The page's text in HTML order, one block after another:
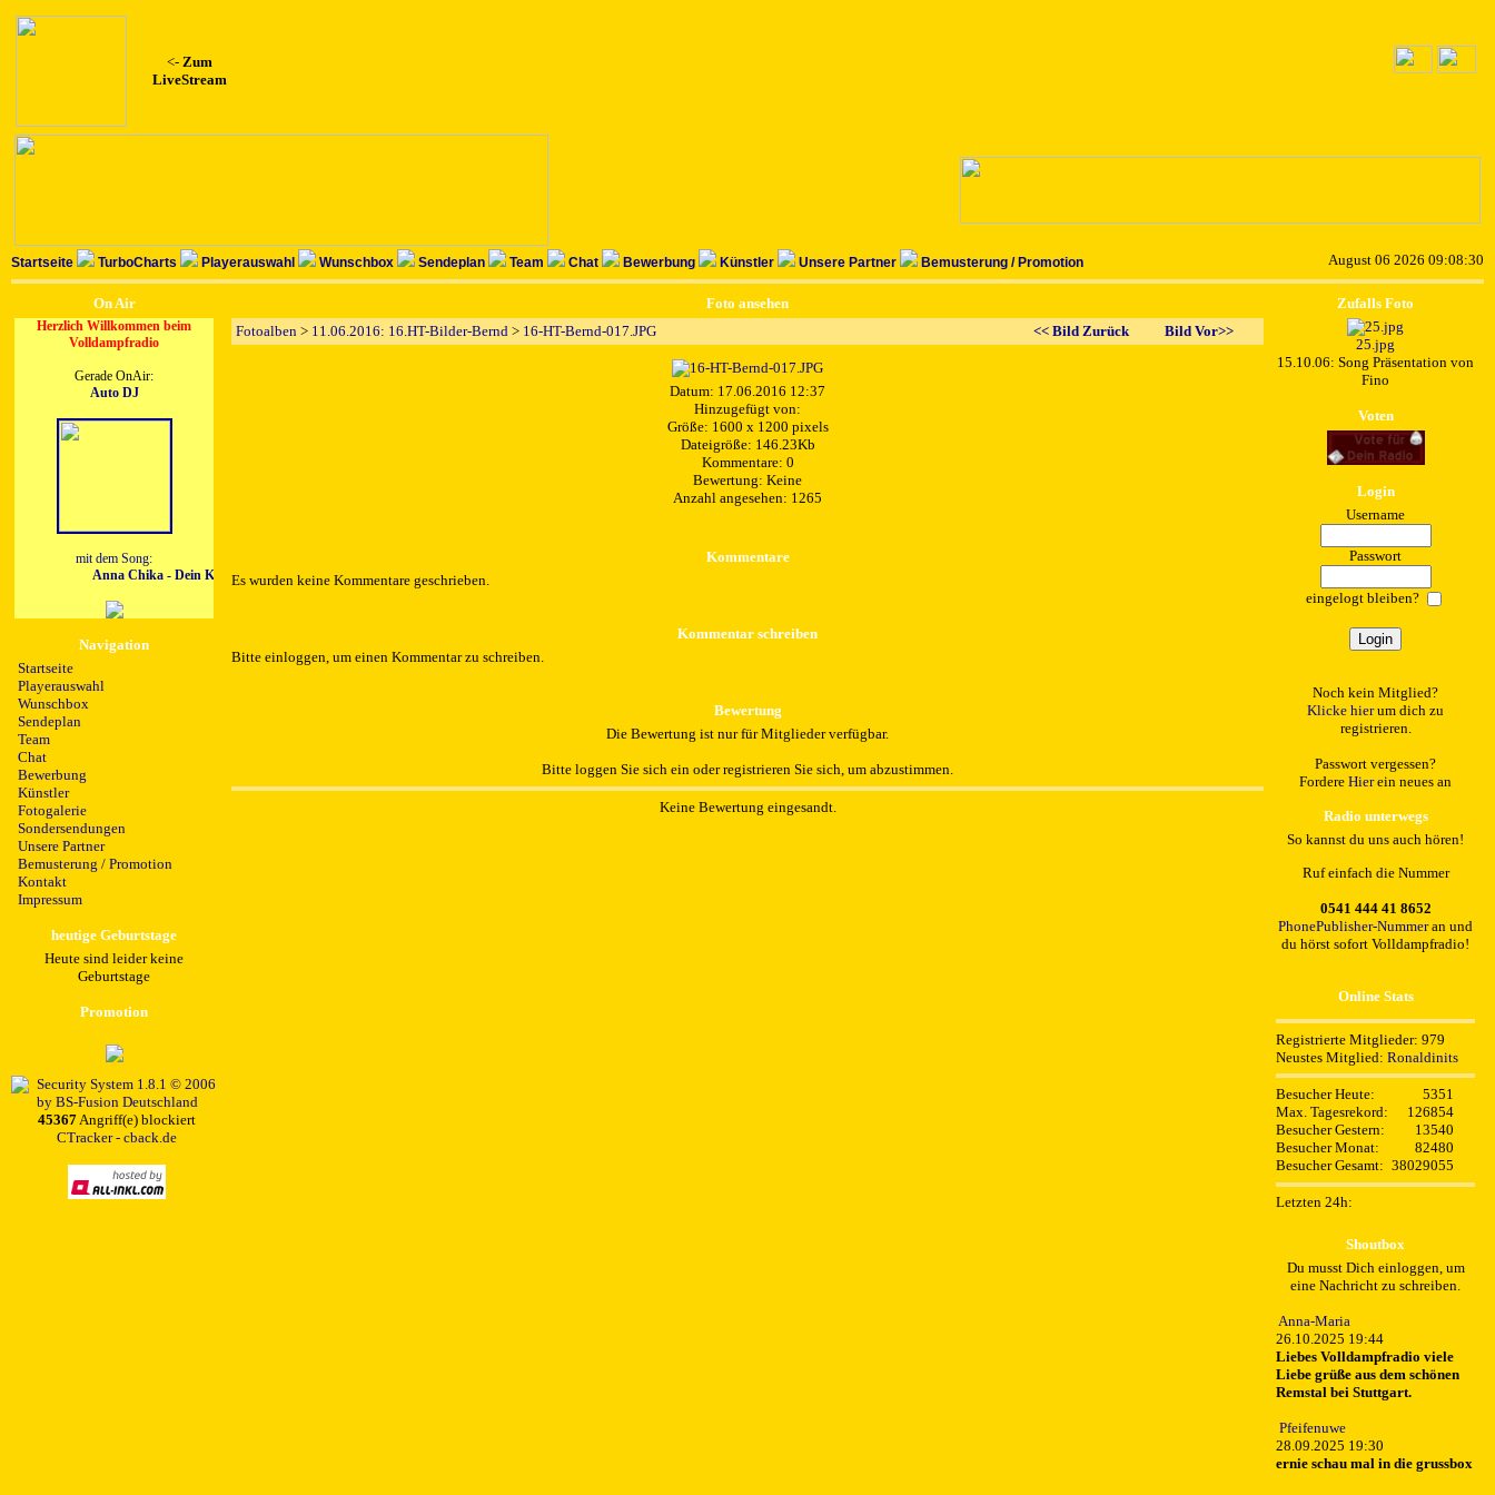
<- Zum
LiveStream
Startseite TurboCharts Playerauswahl Wunschbox Sendeplan Team Chat Bewerbung Künstler Unsere Partner Bemusterung / Promotion August 06 2026 09:08:30
On Air
Herzlich Willkommen beim
Volldampfradio
Gerade OnAir:
Auto DJ
mit dem Song:
Anna Chika - Dein Klick
Navigation
Startseite
Playerauswahl
Wunschbox
Sendeplan
Team
Chat
Bewerbung
Künstler
Fotogalerie
Sondersendungen
Unsere Partner
Bemusterung / Promotion
Kontakt
Impressum
heutige Geburtstage
Heute sind leider keine
Geburtstage
Promotion
45367Angriff(e) blockiert
CTracker - cback.de
Foto ansehen
Fotoalben > 11.06.2016: 16.HT-Bilder-Bernd > 16-HT-Bernd-017.JPG << Bild Zurück Bild Vor>>
Datum: 17.06.2016 12:37
Hinzugefügt von:
Größe: 1600 x 1200 pixels
Dateigröße: 146.23Kb
Kommentare: 0
Bewertung: Keine
Anzahl angesehen: 1265
Kommentare
Es wurden keine Kommentare geschrieben.
Kommentar schreiben
Bitte einloggen, um einen Kommentar zu schreiben.
Bewertung
Die Bewertung ist nur für Mitglieder verfügbar.
Bitte loggen Sie sich ein oder registrieren Sie sich, um abzustimmen.
Keine Bewertung eingesandt.
Zufalls Foto
25.jpg
15.10.06: Song Präsentation von
Fino
Voten
Login
Username
Passwort
eingelogt bleiben?
Noch kein Mitglied?
Klicke hierum dich zu
registrieren.
Passwort vergessen?
Fordere Hierein neues an
Radio unterwegs
So kannst du uns auch hören!
Ruf einfach die Nummer
0541 444 41 8652
PhonePublisher-Nummeran und
du hörst sofort Volldampfradio!
Online Stats
Registrierte Mitglieder: 979
Neustes Mitglied: Ronaldinits
Besucher Heute:
5351
Max. Tagesrekord:
126854
Besucher Gestern:
13540
Besucher Monat:
82480
Besucher Gesamt: 38029055
Letzten 24h:
Shoutbox
Du musst Dich einloggen, um
eine Nachricht zu schreiben.
Anna-Maria
26.10.2025 19:44
Liebes Volldampfradio viele
Liebe grüße aus dem schönen
Remstal bei Stuttgart.
Pfeifenuwe
28.09.2025 19:30
ernie schau mal in die grussbox